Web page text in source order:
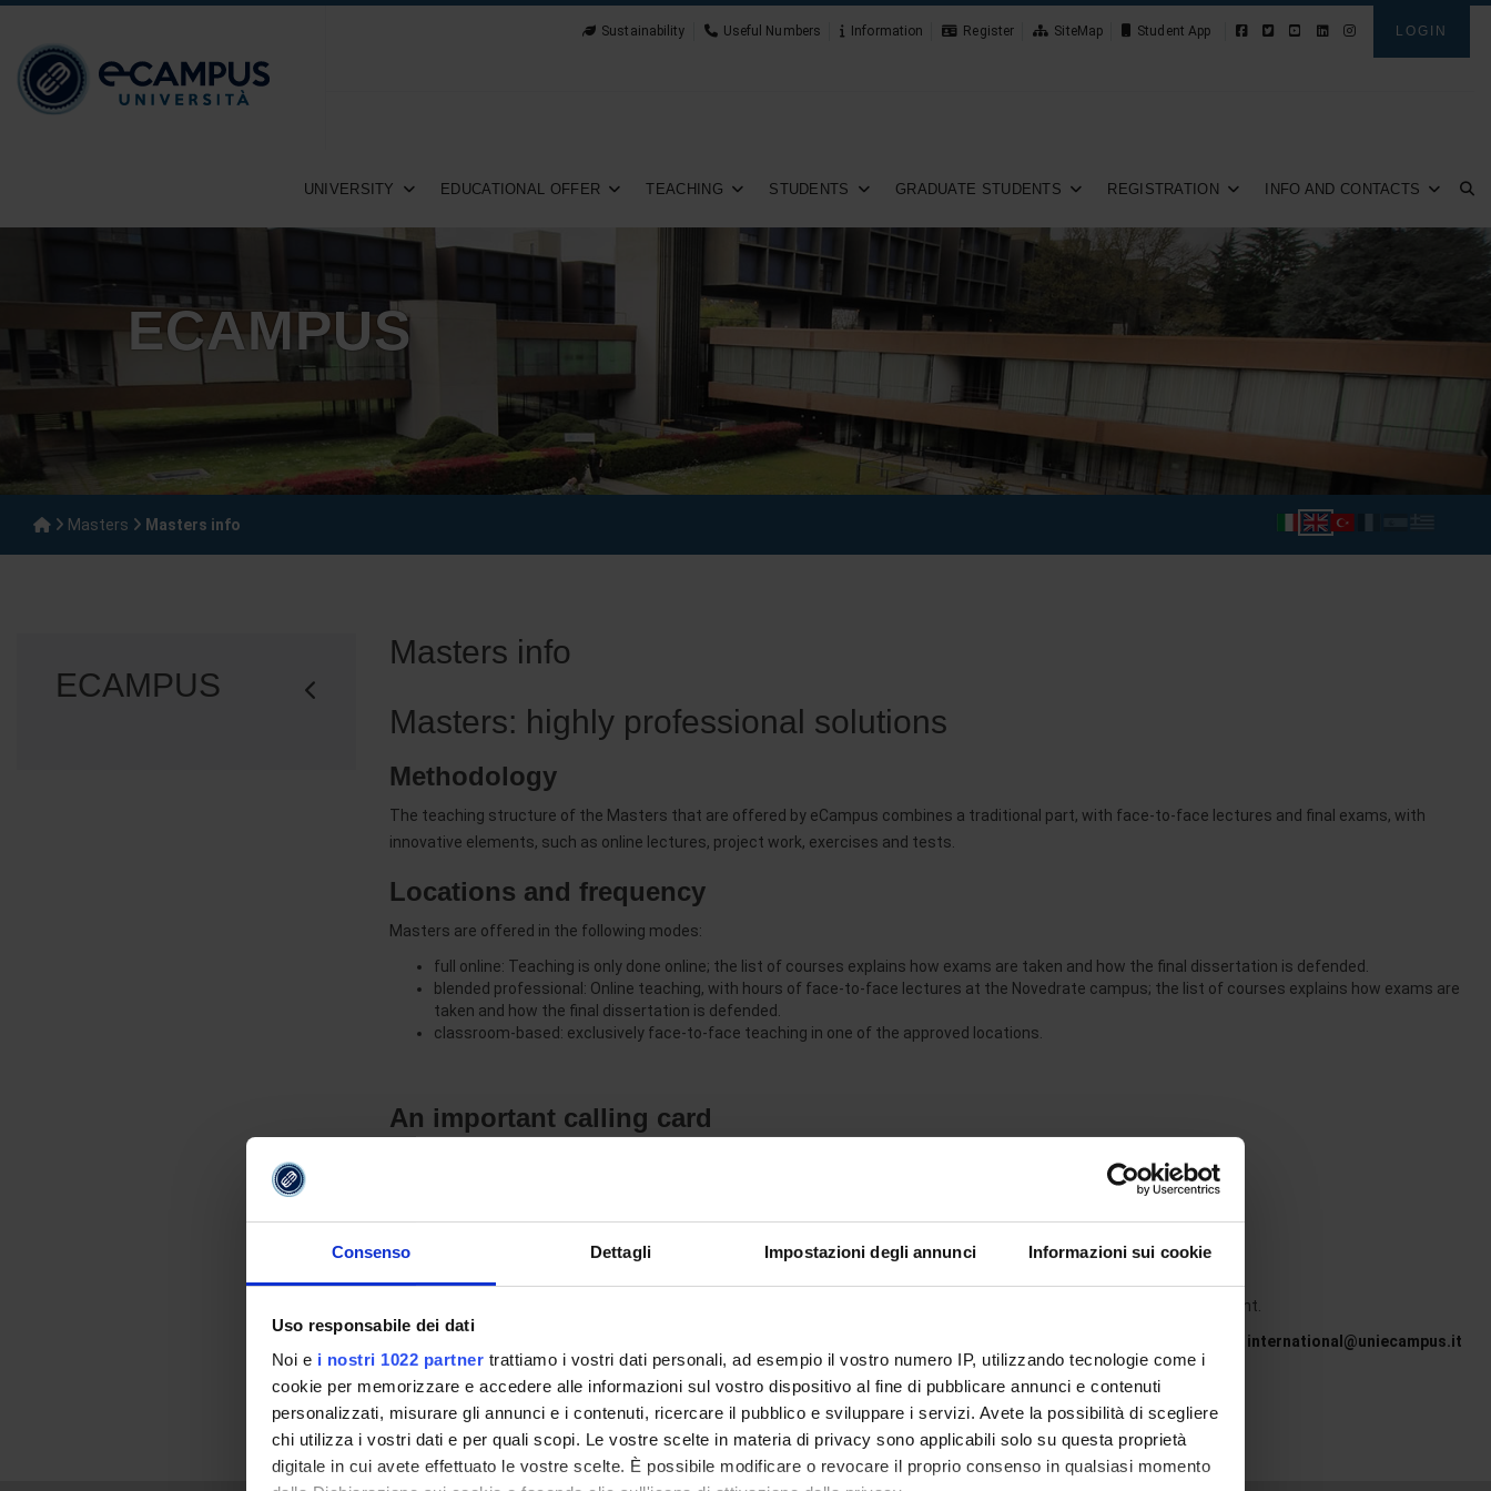
Consenso Dettagli Impostazioni degli annunci Informazioni sui cookie
Uso responsabile dei dati
Noi e i nostri 1022 partner trattiamo i vostri dati personali, ad esempio il vostro numero IP, utilizzando tecnologie come i
cookie per memorizzare e accedere alle informazioni sul vostro dispositivo al fine di pubblicare annunci e contenuti
personalizzati, misurare gli annunci e i contenuti, ricercare il pubblico e sviluppare i servizi. Avete la possibilità di scegliere
chi utilizza i vostri dati e per quali scopi. Le vostre scelte in materia di privacy sono applicabili solo su questa proprietà
digitale in cui avete effettuato le vostre scelte. È possibile modificare o revocare il proprio consenso in qualsiasi momento
Sustainability Useful Numbers Information Register SiteMap News LOGIN
UNIVERSITY EDUCATIONAL OFFER TEACHING STUDENTS GRADUATE STUDENTS REGISTRATION INFO AND CONTACTS
ECAMPUS
Masters Masters info
ECAMPUS
Masters info
Masters: highly professional solutions
Methodology
The teaching structure of the Masters that are offered by eCampus combines a traditional part, with face-to-face lectures and final exams, with
innovative elements, such as online lectures, project work, exercises and tests.
Locations and frequency
Masters are offered in the following modes:
full online: Teaching is only done online; the list of courses explains how exams are taken and how the final dissertation is defended.
blended professional: Online teaching, with hours of face-to-face lectures at the Novedrate campus; the list of courses explains how exams are
taken and how the final dissertation is defended.
classroom-based: exclusively face-to-face teaching in one of the approved locations.
An important calling card
is an important calling card to present to companies that are increasingly demanding when it comes to recruitment.
international@uniecampus.it